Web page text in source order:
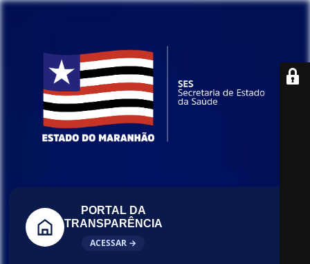
PORTAL DA
TRANSPARÊNCIA
ACESSAR →